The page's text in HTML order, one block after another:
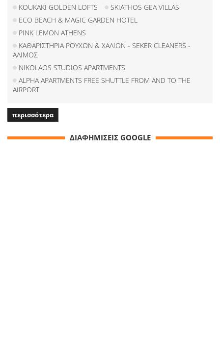
KOUKAKI GOLDEN LOFTS
SKIATHOS GEA VILLAS
ECO BEACH & MAGIC GARDEN HOTEL
PINK LEMON ATHENS
ΚΑΘΑΡΙΣΤΗΡΙΑ ΡΟΥΧΩΝ & ΧΑΛΙΩΝ - SEKER CLEANERS -
ΑΛΙΜΟΣ
NIKOLAOS STUDIOS APARTMENTS
ALPHA APARTMENTS FREE SHUTTLE FROM AND TO THE
AIRPORT
περισσότερα
ΔΙΑΦΗΜΙΣΕΙΣ GOOGLE